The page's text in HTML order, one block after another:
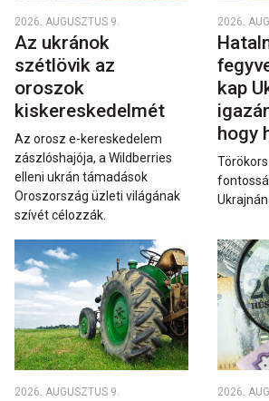
2026. AUGUSZTUS 9.
Az ukránok
szétlövik az
oroszok
kiskereskedelmét
Az orosz e-kereskedelem
zászlóshajója, a Wildberries
elleni ukrán támadások
Oroszország üzleti világának
szívét célozzák.
2026.
kap
hogy
2026. AUGUSZTUS 9. 2026.